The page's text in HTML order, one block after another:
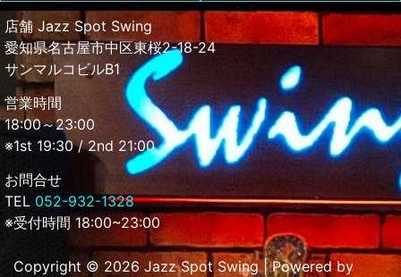
店舗 Jazz Spot Swing
愛知県名古屋市中区東桜2-18-24
サンマルコビルB1
営業時間
18:00～23:00
※1st 19:30 / 2nd 21:00
お問合せ
TEL 052-932-1328
※受付時間 18:00~23:00
Copyright © 2026 Jazz Spot Swing | Powered by